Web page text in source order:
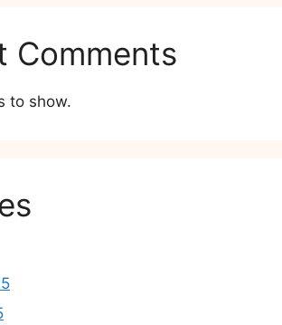
Comments
to show.